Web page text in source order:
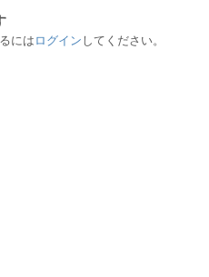
にはログインしてください。